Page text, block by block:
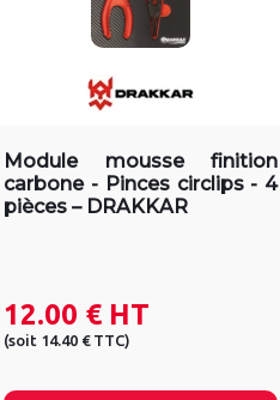
Module mousse finition
carbone - Pinces circlips - 4
pièces – DRAKKAR
12.00 € HT
(soit 14.40 € TTC)